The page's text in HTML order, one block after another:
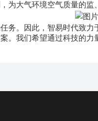
为大气环境空气质量的监
务。‌因此，‌智易时代致
。‌我们希望通过科技的